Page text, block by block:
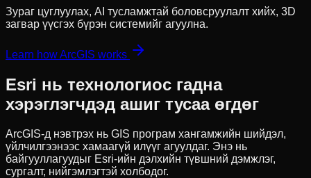
Зураг цуглуулах, AI тусламжтай боловсруулалт хийх, 3D
загвар үүсгэх бүрэн системийг агуулна.
Learn how ArcGIS works
Esri нь технологиос гадна
хэрэглэгчдэд ашиг тусаа өгдөг
ArcGIS-д нэвтрэх нь GIS програм хангамжийн шийдэл,
үйлчилгээнээс хамаагүй илүүг агуулдаг. Энэ нь
байгууллагуудыг Esri-ийн дэлхийн түвшний дэмжлэг,
сургалт, нийгэмлэгтэй холбодог.